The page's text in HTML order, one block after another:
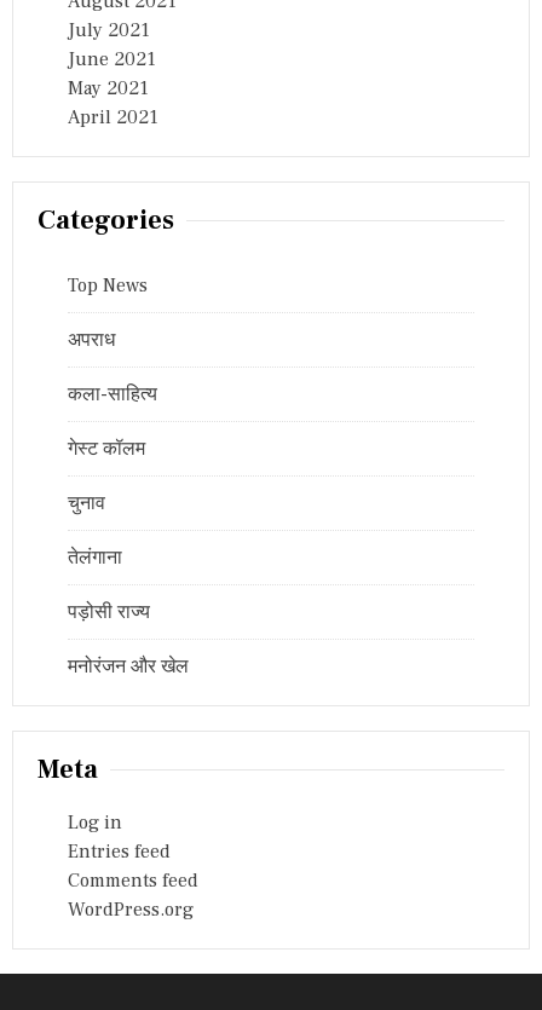
July 2021
June 2021
May 2021
April 2021
Categories
Top News
अपराध
कला-साहित्य
गेस्ट कॉलम
चुनाव
तेलंगाना
पड़ोसी राज्य
मनोरंजन और खेल
Meta
Log in
Entries feed
Comments feed
WordPress.org